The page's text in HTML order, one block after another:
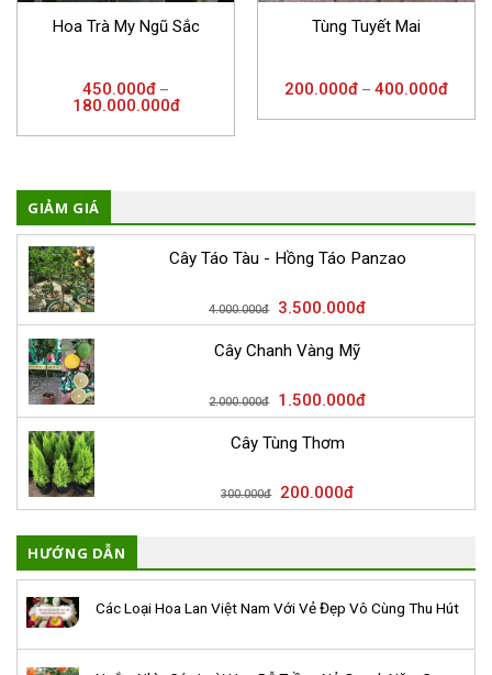
Hoa Trà My Ngũ Sắc
450.000đ –
180.000.000đ
Tùng Tuyết Mai
200.000đ – 400.000đ
GIẢM GIÁ
Cây Táo Tàu - Hồng Táo Panzao
4.000.000đ 3.500.000đ
Cây Chanh Vàng Mỹ
2.000.000đ 1.500.000đ
Cây Tùng Thơm
300.000đ 200.000đ
HƯỚNG DẪN
Các Loại Hoa Lan Việt Nam Với Vẻ Đẹp Vô Cùng Thu Hút